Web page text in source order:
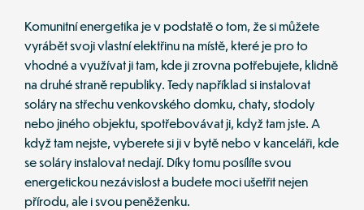
Komunitní energetika je v podstatě o tom, že si můžete
vyrábět svoji vlastní elektřinu na místě, které je pro to
vhodné a využívat ji tam, kde ji zrovna potřebujete, klidně
na druhé straně republiky. Tedy například si instalovat
soláry na střechu venkovského domku, chaty, stodoly
nebo jiného objektu, spotřebovávat ji, když tam jste. A
když tam nejste, vyberete si ji v bytě nebo v kanceláři, kde
se soláry instalovat nedají. Díky tomu posílíte svou
energetickou nezávislost a budete moci ušetřit nejen
přírodu, ale i svou peněženku.